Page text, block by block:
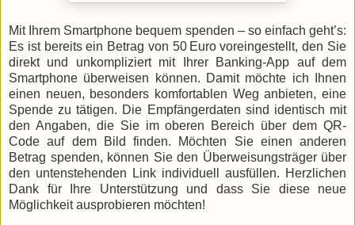
Mit Ihrem Smartphone bequem spenden – so einfach geht’s:
Es ist bereits ein Betrag von 50 Euro voreingestellt, den Sie
direkt und unkompliziert mit Ihrer Banking-App auf dem
Smartphone überweisen können. Damit möchte ich Ihnen
einen neuen, besonders komfortablen Weg anbieten, eine
Spende zu tätigen. Die Empfängerdaten sind identisch mit
den Angaben, die Sie im oberen Bereich über dem QR-
Code auf dem Bild finden. Möchten Sie einen anderen
Betrag spenden, können Sie den Überweisungsträger über
den untenstehenden Link individuell ausfüllen. Herzlichen
Dank für Ihre Unterstützung und dass Sie diese neue
Möglichkeit ausprobieren möchten!